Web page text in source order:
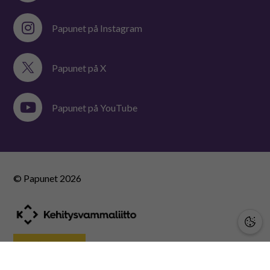
Papunet på Instagram
Papunet på X
Papunet på YouTube
© Papunet 2026